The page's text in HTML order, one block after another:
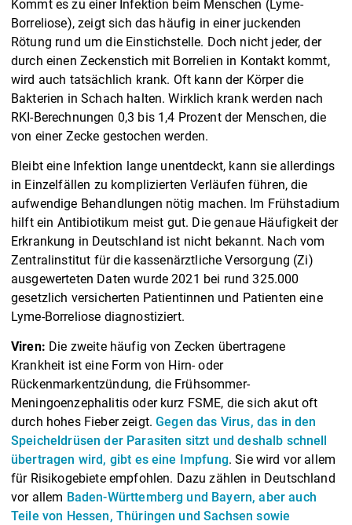
Kommt es zu einer Infektion beim Menschen (Lyme-
Borreliose), zeigt sich das häufig in einer juckenden
Rötung rund um die Einstichstelle. Doch nicht jeder, der
durch einen Zeckenstich mit Borrelien in Kontakt kommt,
wird auch tatsächlich krank. Oft kann der Körper die
Bakterien in Schach halten. Wirklich krank werden nach
RKI-Berechnungen 0,3 bis 1,4 Prozent der Menschen, die
von einer Zecke gestochen werden.
Bleibt eine Infektion lange unentdeckt, kann sie allerdings
in Einzelfällen zu komplizierten Verläufen führen, die
aufwendige Behandlungen nötig machen. Im Frühstadium
hilft ein Antibiotikum meist gut. Die genaue Häufigkeit der
Erkrankung in Deutschland ist nicht bekannt. Nach vom
Zentralinstitut für die kassenärztliche Versorgung (Zi)
ausgewerteten Daten wurde 2021 bei rund 325.000
gesetzlich versicherten Patientinnen und Patienten eine
Lyme-Borreliose diagnostiziert.
Viren: Die zweite häufig von Zecken übertragene
Krankheit ist eine Form von Hirn- oder
Rückenmarkentzündung, die Frühsommer-
Meningoenzephalitis oder kurz FSME, die sich akut oft
durch hohes Fieber zeigt.Gegen das Virus, das in den
Speicheldrüsen der Parasiten sitzt und deshalb schnell
übertragen wird, gibt es eine Impfung. Sie wird vor allem
für Risikogebiete empfohlen. Dazu zählen in Deutschland
vor allem Baden-Württemberg und Bayern, aber auch
Teile von Hessen, Thüringen und Sachsen sowie